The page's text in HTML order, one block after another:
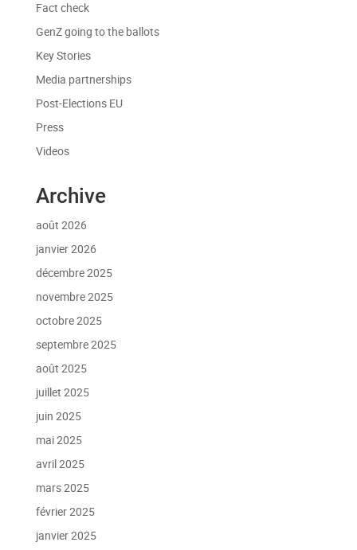
Fact check
GenZ going to the ballots
Key Stories
Media partnerships
Post-Elections EU
Press
Videos
Archive
août 2026
janvier 2026
décembre 2025
novembre 2025
octobre 2025
septembre 2025
août 2025
juillet 2025
juin 2025
mai 2025
avril 2025
mars 2025
février 2025
janvier 2025